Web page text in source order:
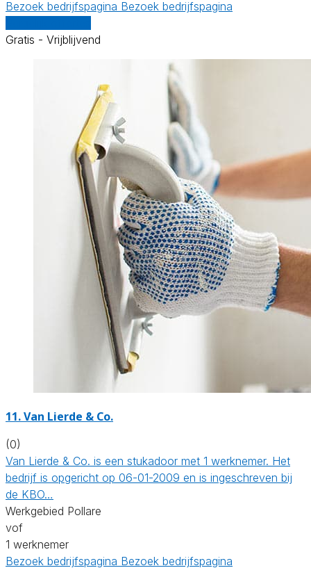
Bezoek bedrijfspagina Bezoek bedrijfspagina
Gratis - Vrijblijvend
11. Van Lierde & Co.
(0)
Van Lierde & Co. is een stukadoor met 1 werknemer. Het
bedrijf is opgericht op 06-01-2009 en is ingeschreven bij
de KBO…
Werkgebied Pollare
vof
1 werknemer
Bezoek bedrijfspagina Bezoek bedrijfspagina